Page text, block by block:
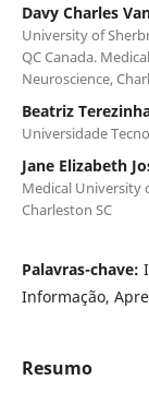
Davy Charles
University of
QC Canada.
Neuroscience,
Beatriz
Universidade
Jane Elizabeth
Medical University
Charleston SC
Palavras-chave:
Informação,
Resumo